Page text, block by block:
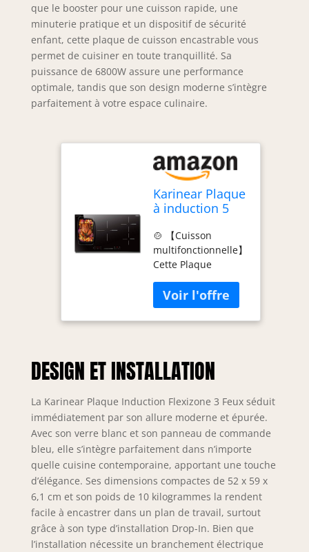
que le booster pour une cuisson rapide, une
minuterie pratique et un dispositif de sécurité
enfant, cette plaque de cuisson encastrable vous
permet de cuisiner en toute tranquillité. Sa
puissance de 6800W assure une performance
optimale, tandis que son design moderne s’intègre
parfaitement à votre espace culinaire.
Karinear Plaque
à induction 5
Flexizone,
Plaque
électrique 90
cm encastrable,
Table Induction
5 Foyers avec
Booster,
Pause, 220V-
240V, 7200W
sans prise
🍲 【Cuisson
multifonctionnelle】
Cette Plaque
équipée de foyers
de tailles variées,
vous permettant de
plusieurs plats pour
toute la famille.
répondre à tous vos
besoins culinaires
en une seule Table
de cuisson. ⚙️
【Réglage
intelligent de la
puissance】Grâce à
une gestion
automatique
jusqu’à 7200W,
DESIGN ET INSTALLATION
La Karinear Plaque Induction Flexizone 3 Feux séduit
immédiatement par son allure moderne et épurée.
Avec son verre blanc et son panneau de commande
bleu, elle s’intègre parfaitement dans n’importe
quelle cuisine contemporaine, apportant une touche
d’élégance. Ses dimensions compactes de 52 x 59 x
6,1 cm et son poids de 10 kilogrammes la rendent
facile à encastrer dans un plan de travail, surtout
grâce à son type d’installation Drop-In. Bien que
l’installation nécessite un branchement électrique